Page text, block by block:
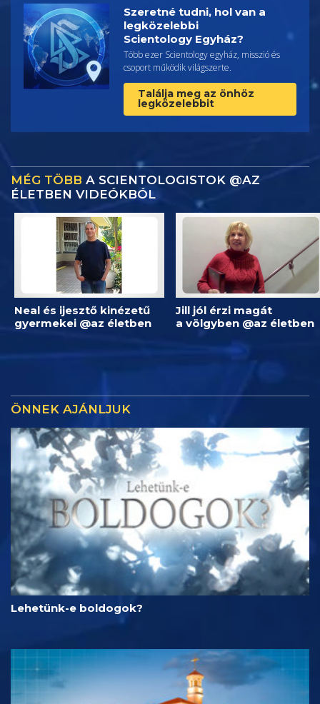
Szeretné tudni, hol van a
legközelebbi
Scientology Egyház?
Több ezer Scientology egyház, misszió és
csoport működik világszerte.
Találja meg az önhöz
legközelebbit
MÉG TÖBB A SCIENTOLOGISTOK @AZ
ÉLETBEN VIDEÓKBÓL
Neal és ijesztő kinézetű
gyermekei @az életben
Jill jól érzi magát
a völgyben @az életben
ÖNNEK AJÁNLJUK
Lehetünk-e boldogok?